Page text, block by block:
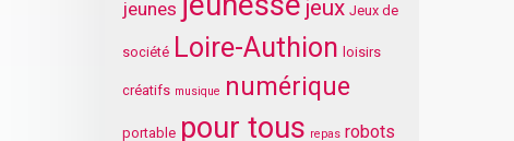
jeunes jeux Jeux de
société Loire-Authion loisirs
créatifs musique numérique
portable pour tous repas robots